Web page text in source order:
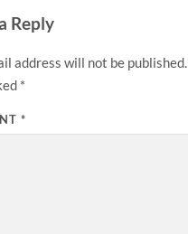
Reply
address will not be published.
*
*